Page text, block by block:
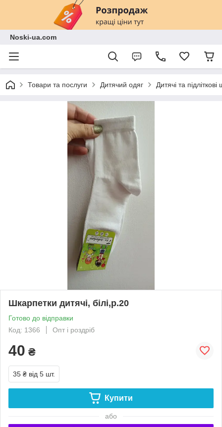
Noski-ua.com
Товари та послуги Дитячий одяг Дитячі та
Шкарпетки дитячі, білі,р.20
Готово до відправки
Код: 1366
Опт і роздріб
40 ₴
35 ₴ від 5 шт.
Купити
або